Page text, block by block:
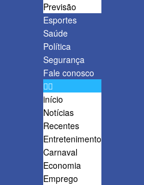
Previsão
Esportes
Saúde
Política
Segurança
Fale conosco
início
Notícias
Recentes
Entretenimento
Carnaval
Economia
Emprego